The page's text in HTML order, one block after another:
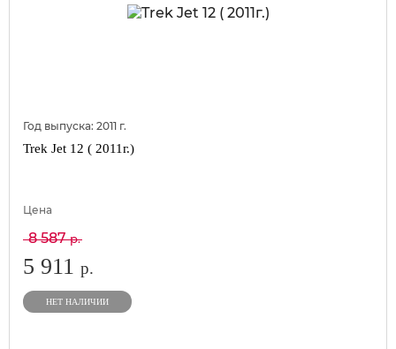
Год выпуска: 2011 г.
Trek Jet 12 ( 2011г.)
Цена
8 587р.
5 911 р.
НЕТ НАЛИЧИИ